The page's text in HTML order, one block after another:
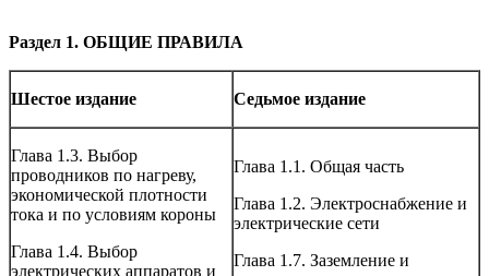
Раздел 1. ОБЩИЕ ПРАВИЛА
Шестое издание Седьмое издание
Глава 1.3. Выбор
проводников по нагреву,
экономической плотности
тока и по условиям короны
Глава 1.4. Выбор
электрических аппаратов и
Глава 1.1. Общая часть
Глава 1.2. Электроснабжение и
электрические сети
Глава 1.7. Заземление и